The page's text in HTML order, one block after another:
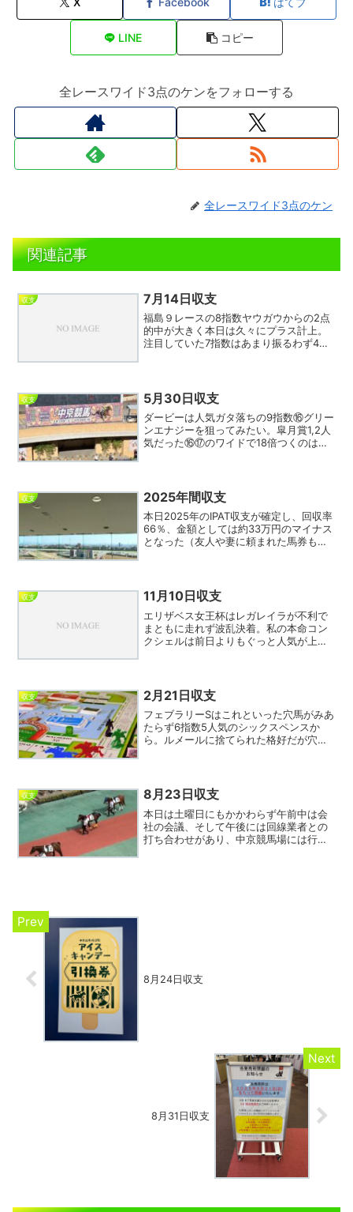
LINE コピー
全レースワイド3点のケンをフォローする
全レースワイド3点のケン
関連記事
収支 7月14日収支
福島９レースの8指数ヤウガウからの2点
的中が大きく本日は久々にプラス計上。
注目していた7指数はあまり振るわず4回
があるのだから5月...
収支 5月30日収支
ダービーは人気ガタ落ちの9指数⑯グリー
ンエナジーを狙ってみたい。皐月賞1,2人
気だった⑯⑰のワイドで18倍つくのは美
ジョッキーを重視...
収支 2025年間収支
本日2025年のIPAT収支が確定し、回収率
66％、金額としては約33万円のマイナス
となった（友人や妻に頼まれた馬券も含
いなので...
収支 11月10日収支
エリザベス女王杯はレガレイラが不利で
まともに走れず波乱決着。私の本命コン
クシェルは前日よりもぐっと人気が上昇
なし。それにしても今日...
収支 2月21日収支
フェブラリーSはこれといった穴馬がみあ
たらず6指数5人気のシックスペンスか
ら。ルメールに捨てられた格好だが穴人
あってもよいのでは。...
収支 8月23日収支
本日は土曜日にもかかわらず午前中は会
社の会議、そして午後には回線業者との
打ち合わせがあり、中京競馬場には行け
8月24日収支
8月31日収支